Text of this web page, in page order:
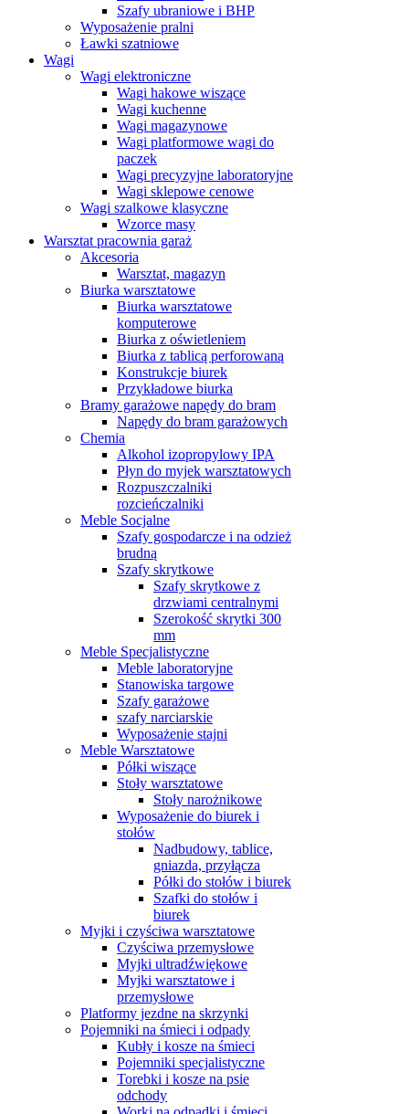
Szafy ubraniowe i BHP
Wyposażenie pralni
Ławki szatniowe
Wagi
Wagi elektroniczne
Wagi hakowe wiszące
Wagi kuchenne
Wagi magazynowe
Wagi platformowe wagi do
paczek
Wagi precyzyjne laboratoryjne
Wagi sklepowe cenowe
Wagi szalkowe klasyczne
Wzorce masy
Warsztat pracownia garaż
Akcesoria
Warsztat, magazyn
Biurka warsztatowe
Biurka warsztatowe
komputerowe
Biurka z oświetleniem
Biurka z tablicą perforowaną
Konstrukcje biurek
Przykładowe biurka
Bramy garażowe napędy do bram
Napędy do bram garażowych
Chemia
Alkohol izopropylowy IPA
Płyn do myjek warsztatowych
Rozpuszczalniki
rozcieńczalniki
Meble Socjalne
Szafy gospodarcze i na odzież
brudną
Szafy skrytkowe
Szafy skrytkowe z
drzwiami centralnymi
Szerokość skrytki 300
mm
Meble Specjalistyczne
Meble laboratoryjne
Stanowiska targowe
Szafy garażowe
szafy narciarskie
Wyposażenie stajni
Meble Warsztatowe
Półki wiszące
Stoły warsztatowe
Stoły narożnikowe
Wyposażenie do biurek i
stołów
Nadbudowy, tablice,
gniazda, przyłącza
Półki do stołów i biurek
Szafki do stołów i
biurek
Myjki i czyściwa warsztatowe
Czyściwa przemysłowe
Myjki ultradźwiękowe
Myjki warsztatowe i
przemysłowe
Platformy jezdne na skrzynki
Pojemniki na śmieci i odpady
Kubły i kosze na śmieci
Pojemniki specjalistyczne
Torebki i kosze na psie
odchody